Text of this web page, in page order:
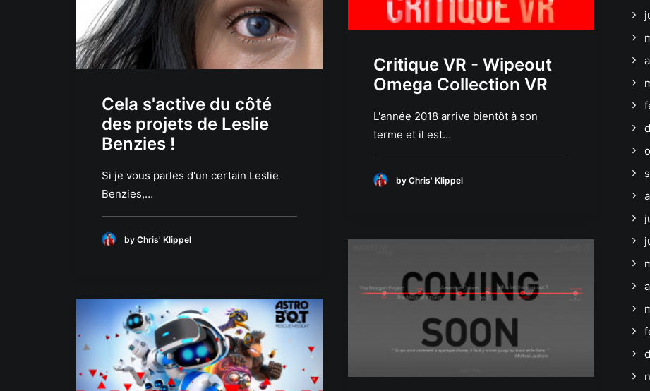
Critique VR - Wipeout
Omega Collection VR
L'année 2018 arrive bientôt à son
terme et il est…
by Chris' Klippel
Cela s'active du côté
des projets de Leslie
Benzies !
Si je vous parles d'un certain Leslie
Benzies,…
by Chris' Klippel